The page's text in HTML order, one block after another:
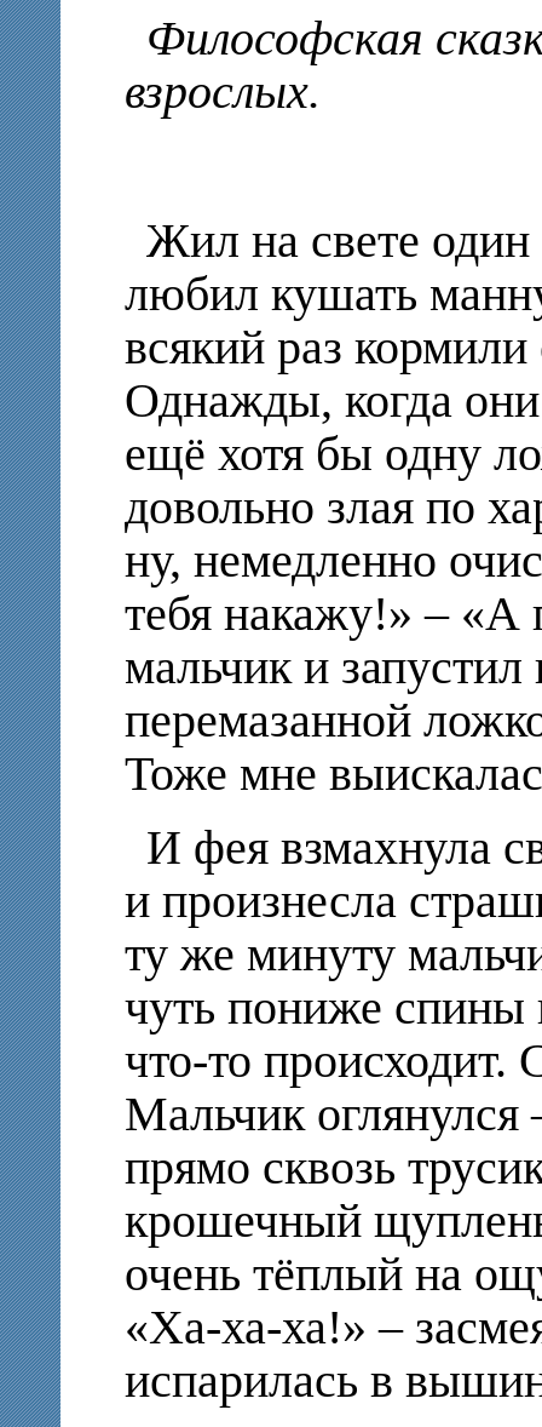
Философская
взрослых.
Жил на свете
любил кушать
всякий раз
Однажды, когда
ещё хотя бы одну
довольно злая по
ну, немедленно
тебя накажу!» – «А
мальчик и
перемазанной
Тоже мне
И фея взмахнула
и произнесла
ту же минуту
чуть пониже спины
что-то происходит.
Мальчик оглянулся
прямо сквозь
крошечный
очень тёплый на
«Ха-ха-ха!» –
испарилась в